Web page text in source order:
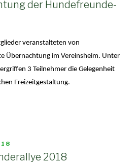
der Hundefreunde-
veranstalteten von
Übernachtung im Vereinsheim. Unter
3 Teilnehmer die Gelegenheit
Freizeitgestaltung.
2018